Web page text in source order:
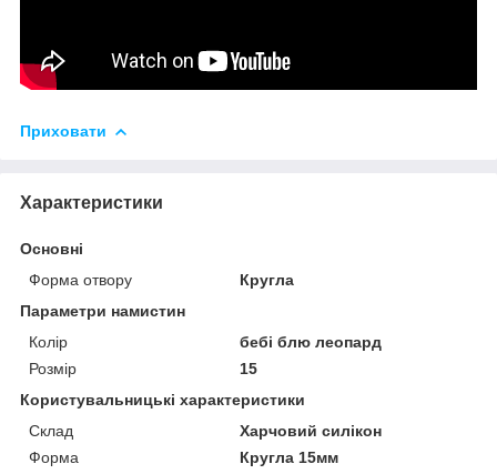
Приховати
Характеристики
Основні
Форма отвору
Кругла
Параметри намистин
Колір
бебі блю леопард
Розмір
15
Користувальницькі характеристики
Склад
Харчовий силікон
Форма
Кругла 15мм